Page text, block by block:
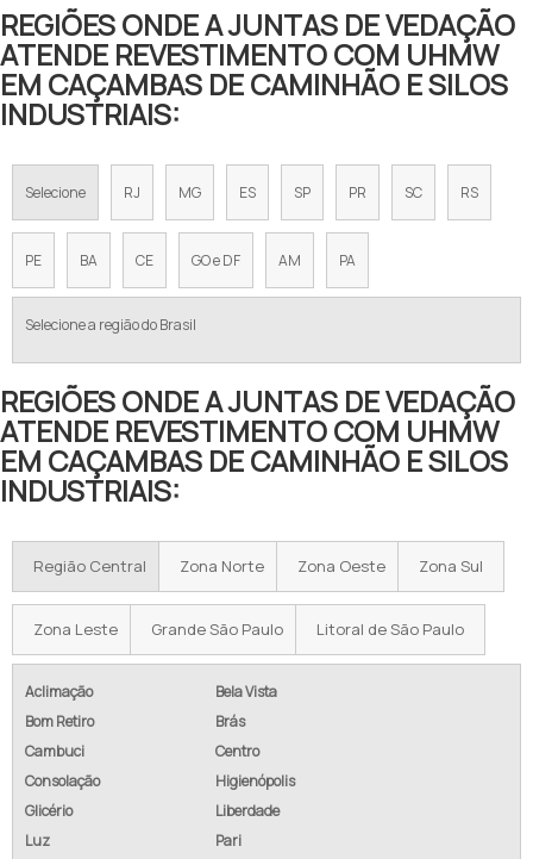
REGIÕES ONDE A JUNTAS DE VEDAÇÃO
ATENDE REVESTIMENTO COM UHMW
EM CAÇAMBAS DE CAMINHÃO E SILOS
INDUSTRIAIS:
Selecione RJ MG ES SP PR SC RS
PE BA CE GO e DF AM PA
Selecione a região do Brasil
REGIÕES ONDE A JUNTAS DE VEDAÇÃO
ATENDE REVESTIMENTO COM UHMW
EM CAÇAMBAS DE CAMINHÃO E SILOS
INDUSTRIAIS:
Região Central Zona Norte Zona Oeste Zona Sul
Zona Leste Grande São Paulo Litoral de São Paulo
Aclimação
Bela Vista
Bom Retiro
Brás
Cambuci
Centro
Consolação
Higienópolis
Glicério
Liberdade
Luz
Pari